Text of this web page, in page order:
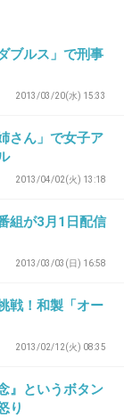
ッと見つめて
ｗｗ
かだよね？
ブルス」で刑事
2013/03/20(水) 15:33
さん」で女子ア
2013/04/02(火) 13:18
組が3月1日配信
2013/03/03(日) 16:58
戦！和製「オー
2013/02/12(火) 08:35
』というボタン
り